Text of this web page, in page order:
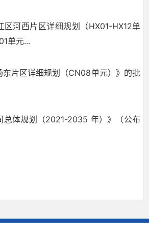
区河西片区详细规划（HX01-HX12单
单元...
东片区详细规划（CN08单元）》的批
总体规划（2021-2035 年）》（公布